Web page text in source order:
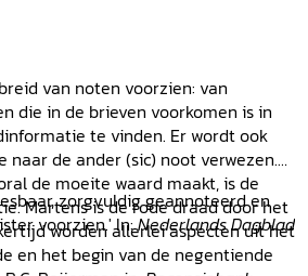
van noten voorzien: van
die in de brieven voorkomen is in
te vinden. Er wordt ook
naar de ander (sic) noot verwezen.
de moeite waard maakt, is de
Martens is de rode draad door het
worden allerlei aspecten uit het
en het begin van de negentiende
zorgvuldig geannoteerd en
voorzien.' In:Nederlands Dagblad